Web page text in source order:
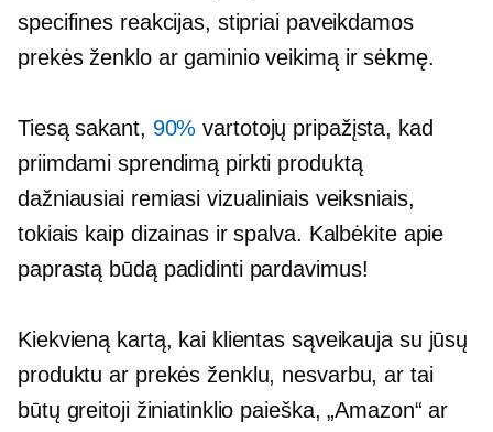
specifines reakcijas, stipriai paveikdamos
prekės ženklo ar gaminio veikimą ir sėkmę.
Tiesą sakant, 90% vartotojų pripažįsta, kad
priimdami sprendimą pirkti produktą
dažniausiai remiasi vizualiniais veiksniais,
tokiais kaip dizainas ir spalva. Kalbėkite apie
paprastą būdą padidinti pardavimus!
Kiekvieną kartą, kai klientas sąveikauja su jūsų
produktu ar prekės ženklu, nesvarbu, ar tai
būtų greitoji žiniatinklio paieška, „Amazon“ ar